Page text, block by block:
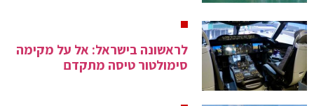
לראשונה בישראל: אל על מקימה
סימולטור טיסה מתקדם